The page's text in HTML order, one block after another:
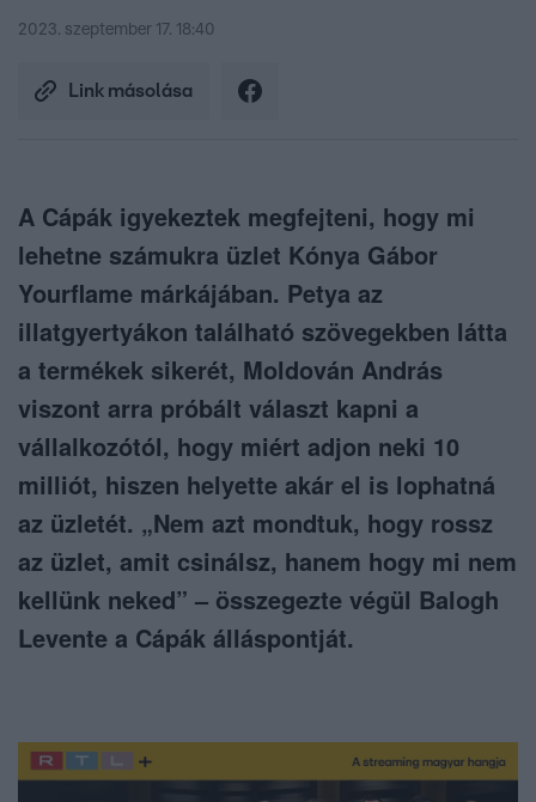
2023. szeptember 17. 18:40
Link másolása
A Cápák igyekeztek megfejteni, hogy mi
lehetne számukra üzlet Kónya Gábor
Yourflame márkájában. Petya az
illatgyertyákon található szövegekben látta
a termékek sikerét, Moldován András
viszont arra próbált választ kapni a
vállalkozótól, hogy miért adjon neki 10
milliót, hiszen helyette akár el is lophatná
az üzletét. „Nem azt mondtuk, hogy rossz
az üzlet, amit csinálsz, hanem hogy mi nem
kellünk neked” – összegezte végül Balogh
Levente a Cápák álláspontját.